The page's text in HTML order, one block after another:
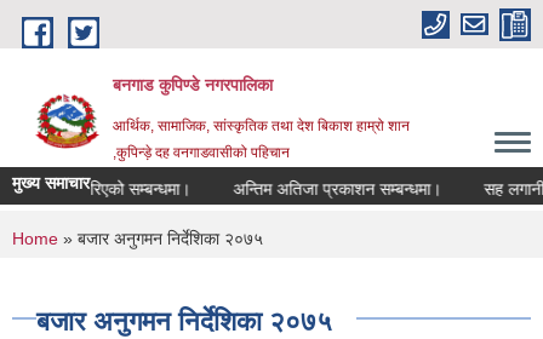
Skip to main content
बनगाड कुपिण्डे नगरपालिका
आर्थिक, सामाजिक, सांस्कृतिक तथा देश बिकाश हाम्रो शान
,कुपिन्ड़े दह वनगाडवासीको पहिचान
मुख्य समाचार
रद्द गरिएको सम्बन्धमा। अन्तिम अतिजा प्रकाशन सम्बन्धमा। सह लगानीमा
You are here
Home » बजार अनुगमन निर्देशिका २०७५
बजार अनुगमन निर्देशिका २०७५